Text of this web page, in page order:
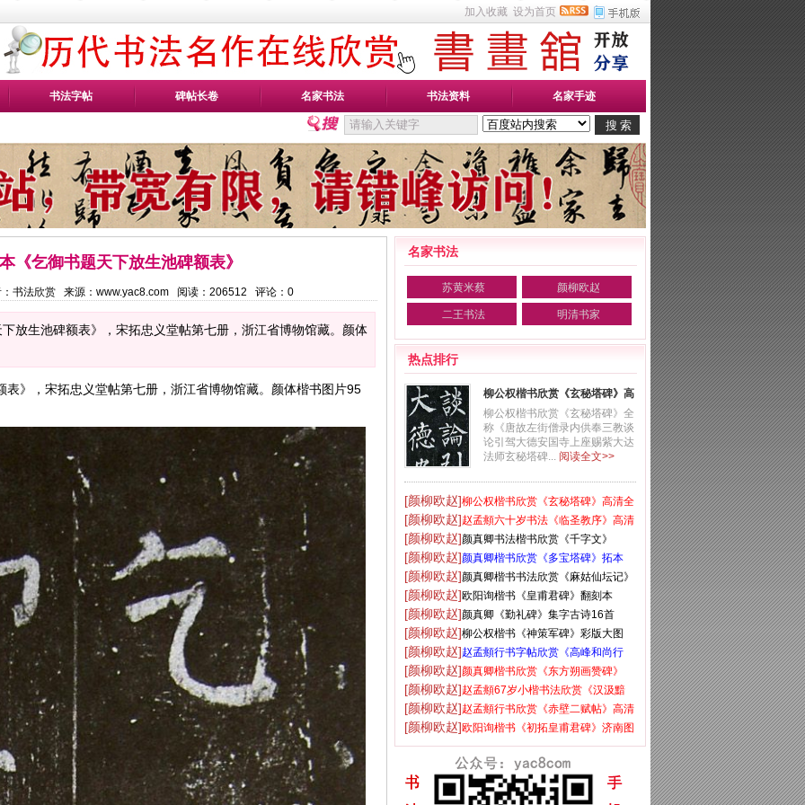
加入收藏 设为首页
书法字帖 碑帖长卷 名家书法 书法资料 名家手迹
《乞御书题天下放生池碑额表》
书法欣赏 来源：www.yac8.com 阅读： 206512 评论： 0
放生池碑额表》，宋拓忠义堂帖第七册，浙江省博物馆藏。颜体
》，宋拓忠义堂帖第七册，浙江省博物馆藏。颜体楷书图片95
名家书法
苏黄米蔡 颜柳欧赵
二王书法 明清书家
热点排行
柳公权楷书欣赏《玄秘塔碑》高
清全文
柳公权楷书欣赏《玄秘塔碑》全
称《唐故左街僧录内供奉三教谈
论引驾大德安国寺上座赐紫大达
法师玄秘塔碑... 阅读全文>>
[颜柳欧赵]柳公权楷书欣赏《玄秘塔碑》高清全
文
[颜柳欧赵]赵孟頫六十岁书法《临圣教序》高清
彩版
[颜柳欧赵]颜真卿书法楷书欣赏《千字文》
[颜柳欧赵]颜真卿楷书欣赏《多宝塔碑》拓本
[颜柳欧赵]颜真卿楷书书法欣赏《麻姑仙坛记》
大字
[颜柳欧赵]欧阳询楷书《皇甫君碑》翻刻本
[颜柳欧赵]颜真卿《勤礼碑》集字古诗16首
[颜柳欧赵]柳公权楷书《神策军碑》彩版大图
[颜柳欧赵]赵孟頫行书字帖欣赏《高峰和尚行
状》
[颜柳欧赵]颜真卿楷书欣赏《东方朔画赞碑》
[颜柳欧赵]赵孟頫67岁小楷书法欣赏《汉汲黯
传》
[颜柳欧赵]赵孟頫行书欣赏《赤壁二赋帖》高清
版
[颜柳欧赵]欧阳询楷书《初拓皇甫君碑》济南图
书馆高清本